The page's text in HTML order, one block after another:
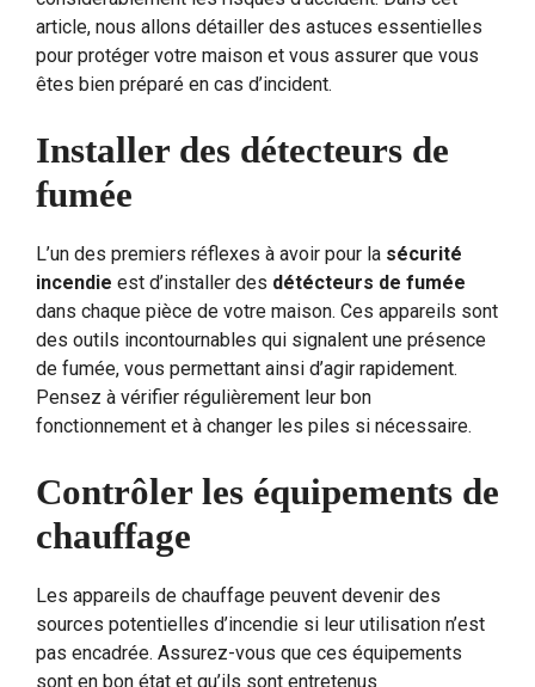
article, nous allons détailler des astuces essentielles
pour protéger votre maison et vous assurer que vous
êtes bien préparé en cas d’incident.
Installer des détecteurs de
fumée
L’un des premiers réflexes à avoir pour la sécurité
incendie est d’installer des détécteurs de fumée
dans chaque pièce de votre maison. Ces appareils sont
des outils incontournables qui signalent une présence
de fumée, vous permettant ainsi d’agir rapidement.
Pensez à vérifier régulièrement leur bon
fonctionnement et à changer les piles si nécessaire.
Contrôler les équipements de
chauffage
Les appareils de chauffage peuvent devenir des
sources potentielles d’incendie si leur utilisation n’est
pas encadrée. Assurez-vous que ces équipements
sont en bon état et qu’ils sont entretenus